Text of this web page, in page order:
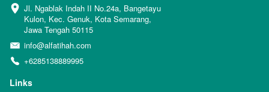
Jl. Ngablak Indah II No.24a, Bangetayu
Kulon, Kec. Genuk, Kota Semarang,
Jawa Tengah 50115
info@alfatihah.com
+6285138889995
Links